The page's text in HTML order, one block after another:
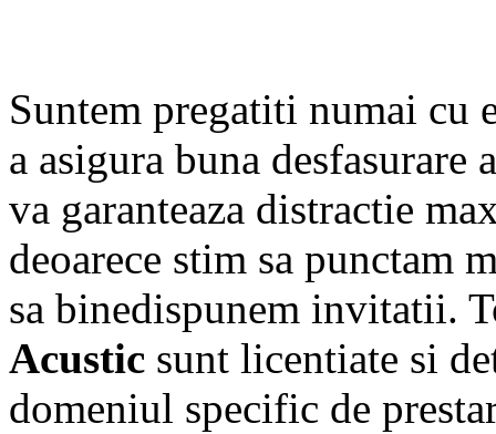
Suntem pregatiti numai cu
a asigura buna desfasurare
va garanteaza distractie
deoarece stim sa punctam
sa binedispunem invitatii.
Acustic sunt licentiate si
domeniul specific de